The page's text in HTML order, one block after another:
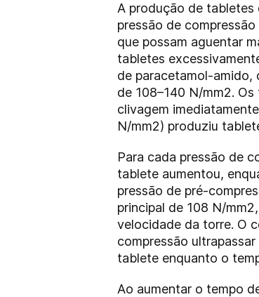
A produção de tabletes
pressão de
que possam aguentar
tabletes
de paracetamol-amido,
de 108–140 N/mm2.
clivagem
N/mm2) produziu
Para cada pressão de
tablete aumentou,
pressão de pré-
principal de 108 N/
velocidade da torre. O
compressão
tablete enquanto o
Ao aumentar o tempo